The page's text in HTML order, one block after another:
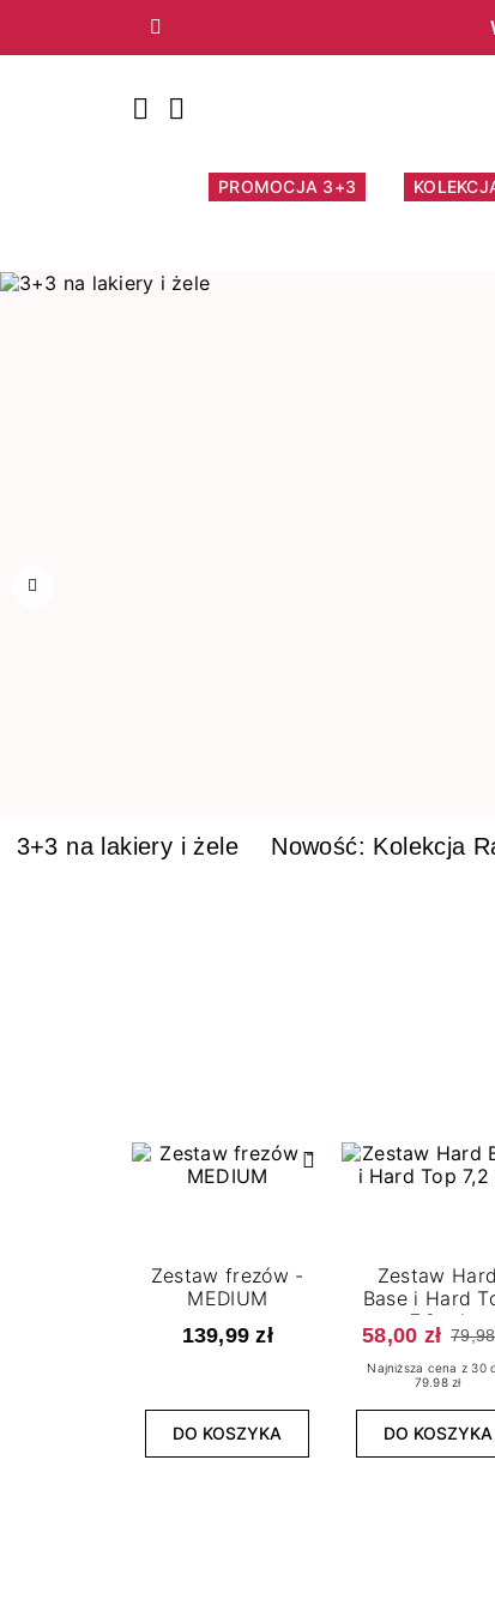
Poprzedni
PROMOCJA 3+3
3+3 na lakiery i żele Nowość: Kolekcja
Zestaw frezów -
MEDIUM
139,99 zł
DO KOSZYKA
Zestaw Hard
Base i Hard
7,2 ml
58,00 zł 79,98
Najniższa cena z 30
79.98 zł
DO KOSZYKA